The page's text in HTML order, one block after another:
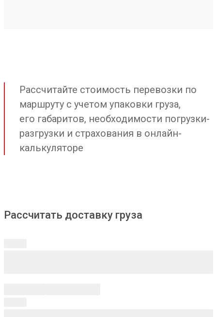
Рассчитайте стоимость перевозки по
маршруту с учетом упаковки груза,
его габаритов, необходимости погрузки-
разгрузки и страхования в онлайн-
калькуляторе
Рассчитать доставку груза